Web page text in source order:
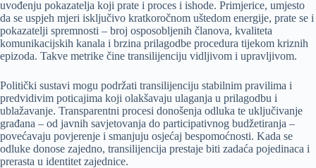
uvođenju pokazatelja koji prate i proces i ishode. Primjerice, umjesto
da se uspjeh mjeri isključivo kratkoročnom uštedom energije, prate se i
pokazatelji spremnosti – broj osposobljenih članova, kvaliteta
komunikacijskih kanala i brzina prilagodbe procedura tijekom kriznih
epizoda. Takve metrike čine transilijenciju vidljivom i upravljivom.
Politički sustavi mogu podržati transilijenciju stabilnim pravilima i
predvidivim poticajima koji olakšavaju ulaganja u prilagodbu i
ublažavanje. Transparentni procesi donošenja odluka te uključivanje
građana – od javnih savjetovanja do participativnog budžetiranja –
povećavaju povjerenje i smanjuju osjećaj bespomoćnosti. Kada se
odluke donose zajedno, transilijencija prestaje biti zadaća pojedinaca i
prerasta u identitet zajednice.